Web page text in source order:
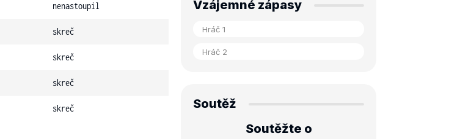
nenastoupil
skreč
skreč
skreč
skreč
Vzájemné zápasy
Soutěž
Soutěžte o